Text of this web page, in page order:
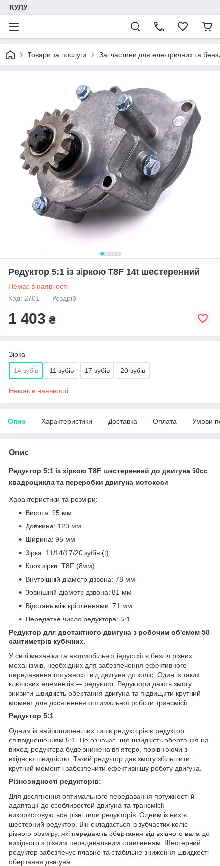
КУЛУ
Товари та послуги Запчастини для електричних та
Редуктор 5:1 із зіркою T8F 14t шестеренний
Немає в наявності
Код: 2701
Роздріб
1 403 ₴
Зірка
14 зубів 11 зубів 17 зубів 20 зубів
Немає в наявності
Опис Характеристики Доставка Оплата Умови
Опис
Редуктор 5:1 із зіркою T8F шестеренний до двигуна 50cc
квадроцикла та переробки двигуна мотокоси
Характеристики та розміри:
Висота: 95 мм
Довжина: 123 мм
Ширина: 95 мм
Зірка: 11/14/17/20 зубів (t)
Крок зірки: T8F (8мм)
Внутрішній діаметр дзвона: 78 мм
Зовнішній діаметр дзвона: 81 мм
Відстань між кріпленнями: 71 мм
Передатне число редуктора: 5:1
Редуктор для двотактного двигуна з робочим об'ємом 50
сантиметрів кубічних.
У світі механіки та автомобільної індустрії є безліч різних
механізмів, необхідних для забезпечення ефективного
передавання потужності від двигуна до коліс. Один із таких
ключових елементів — редуктор. Редуктори дають змогу
знизити швидкість обертання двигуна та підвищити крутний
момент для досягнення оптимальної роботи трансмісії.
Редуктор 5:1
Одним із найпоширеніших типів редукторів є редуктор
співвідношенням 5:1. Це означає, що швидкість обертання на
виході редуктора буде знижена вп'ятеро, порівнюючи з
вхідною швидкістю. Такий редуктор дає змогу збільшити
крутний момент і забезпечити ефективнішу роботу двигуна.
Різновидності редукторів:
Для досягнення оптимального передавання потужності й
адаптації до особливостей двигуна та трансмісії
використовуються різні типи редукторів. Одним із них є
шестерний редуктор. Він складається із зубчастих коліс
різного розміру, які передають обертання від вхідного вала до
вихідного з різним передавальним ставленням. Шестерний
редуктор забезпечує плавне та стабільне зниження швидкості
обертання двигуна.